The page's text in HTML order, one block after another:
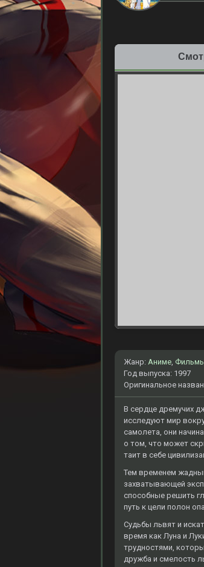
Жанр: Аниме,
Год выпуска: 1997
Оригинальное
В сердце дремучих
исследуют мир
самолета, они
о том, что может
таит в себе
Тем временем
захватывающей
способные решить
путь к цели полон
Судьбы львят и
время как Луна и
трудностями,
дружба и смелость